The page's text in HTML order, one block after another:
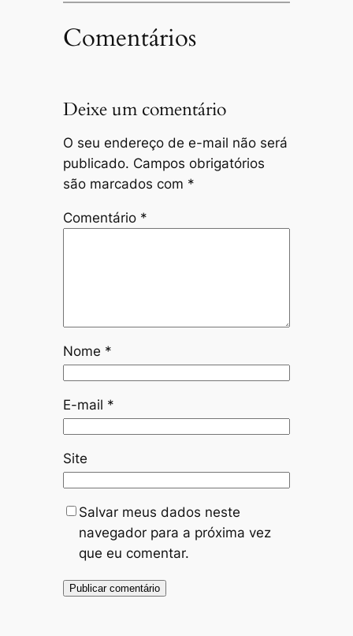
Comentários
Deixe um comentário
O seu endereço de e-mail não será
publicado. Campos obrigatórios
são marcados com *
Comentário *
Nome *
E-mail *
Site
Salvar meus dados neste
navegador para a próxima vez
que eu comentar.